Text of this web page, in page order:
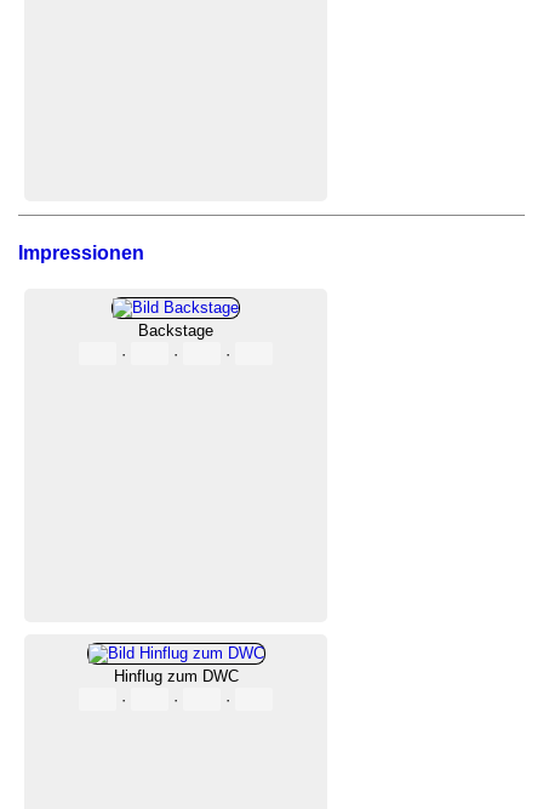
Impressionen
Backstage
·
· ·
Hinflug zum DWC
·
· ·